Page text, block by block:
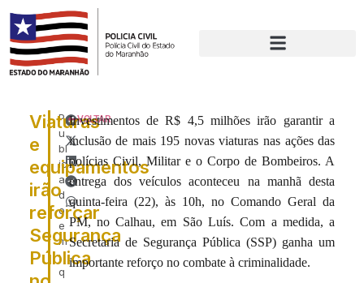
P
u
bl
ic
a
d
o
e
m
:
q
Viaturas
e
equipamentos
irão
reforçar
Segurança
Pública
VOLTAR
Investimentos de R$ 4,5 milhões irão garantir a
inclusão de mais 195 novas viaturas nas ações das
polícias Civil, Militar e o Corpo de Bombeiros. A
entrega dos veículos aconteceu na manhã desta
quinta-feira (22), às 10h, no Comando Geral da
PM, no Calhau, em São Luís. Com a medida, a
Secretaria de Segurança Pública (SSP) ganha um
importante reforço no combate à criminalidade.